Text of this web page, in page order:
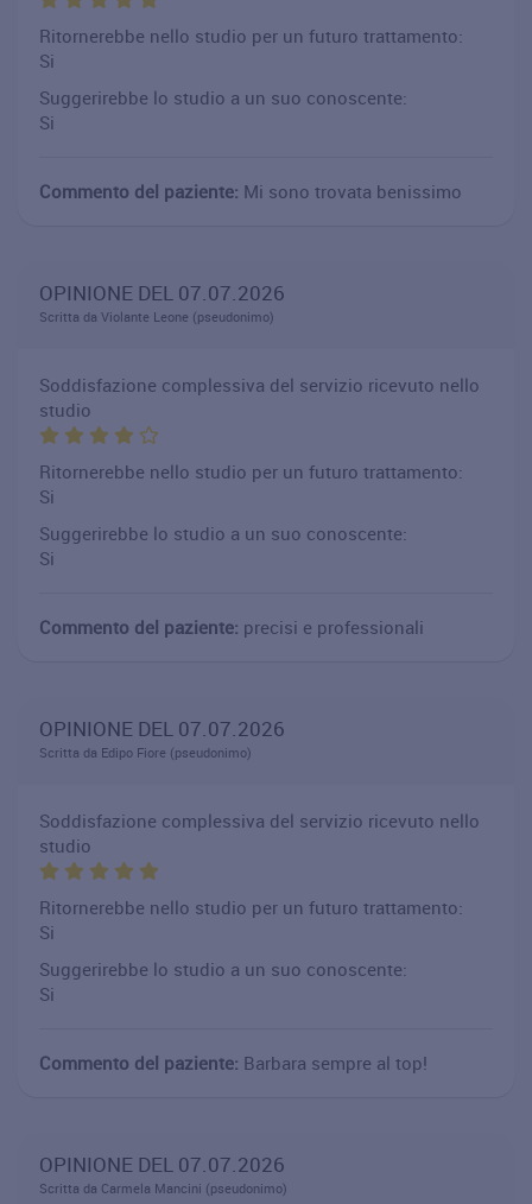
Ritornerebbe nello studio per un futuro trattamento:
Si
Suggerirebbe lo studio a un suo conoscente:
Si
Commento del paziente: Mi sono trovata benissimo
OPINIONE DEL 07.07.2026
Scritta da Violante Leone (pseudonimo)
Soddisfazione complessiva del servizio ricevuto nello
studio
Ritornerebbe nello studio per un futuro trattamento:
Si
Suggerirebbe lo studio a un suo conoscente:
Si
Commento del paziente: precisi e professionali
OPINIONE DEL 07.07.2026
Scritta da Edipo Fiore (pseudonimo)
Soddisfazione complessiva del servizio ricevuto nello
studio
Ritornerebbe nello studio per un futuro trattamento:
Si
Suggerirebbe lo studio a un suo conoscente:
Si
Commento del paziente: Barbara sempre al top!
OPINIONE DEL 07.07.2026
Scritta da Carmela Mancini (pseudonimo)